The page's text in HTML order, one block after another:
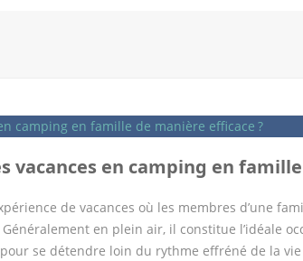
la possibilité de filtrer les résultats en fonction
proposées par l’établissement. Grâce à
critères tout en préservant l’intégrité de votre
vacances en camping en
de vacances où les membres d’une
en plein air, il constitue l’idéale
se détendre loin du rythme effréné de la